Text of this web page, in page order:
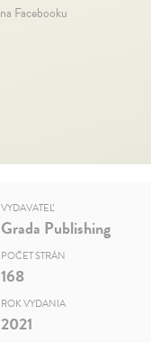
Facebooku
VYDAVATEĽ
Grada Publishing
POČET STRÁN
168
ROK VYDANIA
2021